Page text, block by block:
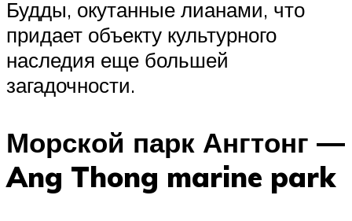
Будды, окутанные лианами, что
придает объекту культурного
наследия еще большей
загадочности.
Морской парк Ангтонг —
Ang Thong marine park